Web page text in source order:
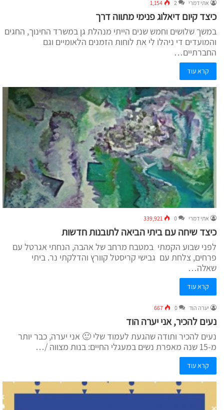
אתי דמרי 2
1,154
כיצד קיום דיאלוג פנימי מתווה דרך
במשך שלושים וחמש שנים הייתי מנהלת גן במשרד החינוך, החגים
והמועדים די ניהלו לי את לוחות הזמנים הלאומיים וגם
החברתיים…
קרא עוד
אתי דמרי 0
339,921
כיצד שיחה עם ביתי הביאה לתובנות חדשות
לפני שבוע הקמתי במטבח מרחב של אהבה, הנחתי אגרטל עם
פרחים, צלחת עם גבישי קריסטל קוורץ והדלקתי נר. ביתי
שאלה…
קרא עוד
יערה הוד 0
667
נעים להכיר, אני יערה הוד
נעים להכיר ותודה שהגעת לעמוד שלי 🙂 אני יערה, כבר יותר
מ-15 שנה מאפרת נשים במעגלי החיים: בנות מצווה /…
קרא עוד